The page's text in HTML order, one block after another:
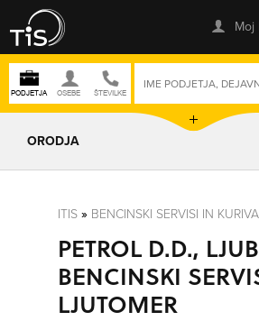
ISKANJE
ORODJA
POSLOVNE ENOTE
IZRIŠI POT
ITIS » BENCINSKI SERVISI IN KURIVA
PETROL D.D.,
BENCINSKI
LJUTOMER